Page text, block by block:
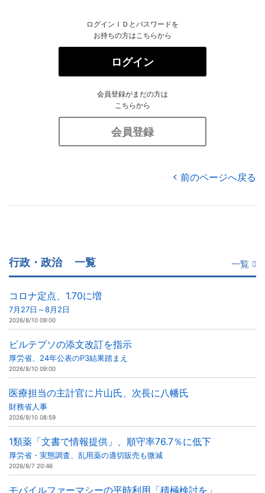
ログインＩＤとパスワードを
お持ちの方はこちらから
ログイン
会員登録がまだの方は
こちらから
会員登録
前のページへ戻る
行政・政治 一覧 一覧
コロナ定点、1.70に増
7月27日～8月2日
2026/8/10 09:00
ビルテプソの添文改訂を指示
厚労省、24年公表のP3結果踏まえ
2026/8/10 09:00
医療担当の主計官に片山氏、次長に八幡氏
財務省人事
2026/8/10 08:59
1類薬「文書で情報提供」、順守率76.7％に低下
厚労省・実態調査、乱用薬の適切販売も微減
2026/8/7 20:46
モバイルファーマシーの平時利用「積極検討を」